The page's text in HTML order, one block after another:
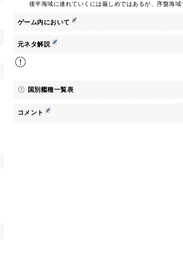
後半海域に連れていくには厳しめではあるが、序盤海域
ゲーム内において
元ネタ解説
国別艦種一覧表
コメント